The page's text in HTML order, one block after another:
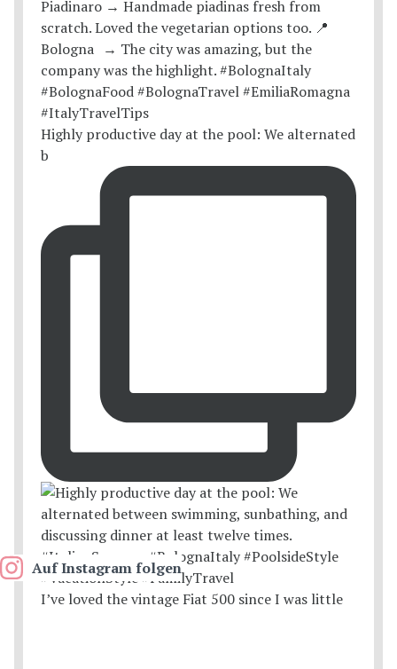
Highly productive day at the pool: We alternated
b
I’ve loved the vintage Fiat 500 since I was little
Auf Instagram folgen